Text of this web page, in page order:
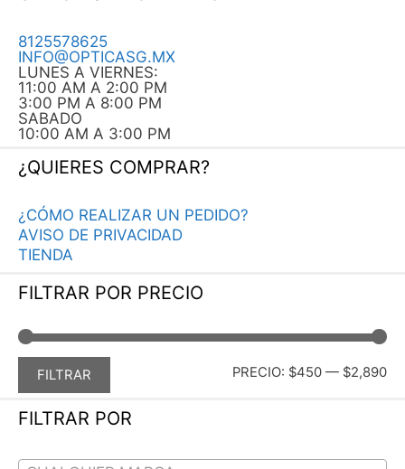
8125578625
INFO@OPTICASG.MX
LUNES A VIERNES:
11:00 AM A 2:00 PM
3:00 PM A 8:00 PM
SABADO
10:00 AM A 3:00 PM
¿QUIERES COMPRAR?
¿CÓMO REALIZAR UN PEDIDO?
AVISO DE PRIVACIDAD
TIENDA
FILTRAR POR PRECIO
FILTRAR PRECIO: $450 — $2,890
FILTRAR POR